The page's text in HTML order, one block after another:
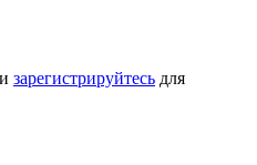
зарегистрируйтесь для